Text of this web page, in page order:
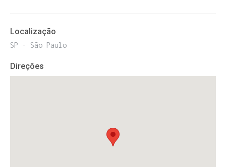
Localização
SP - São Paulo
Direções